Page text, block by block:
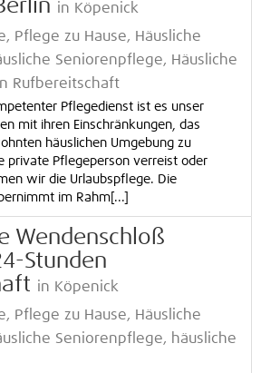
in Köpenick
Pflege zu Hause, Häusliche
Seniorenpflege, Häusliche
Rufbereitschaft
Pflegedienst ist es unser
mit ihren Einschränkungen, das
häuslichen Umgebung zu
private Pflegeperson verreist oder
wir die Urlaubspflege. Die
im Rahm[...]
Wendenschloß
Stunden
in Köpenick
Pflege zu Hause, Häusliche
Seniorenpflege, häusliche